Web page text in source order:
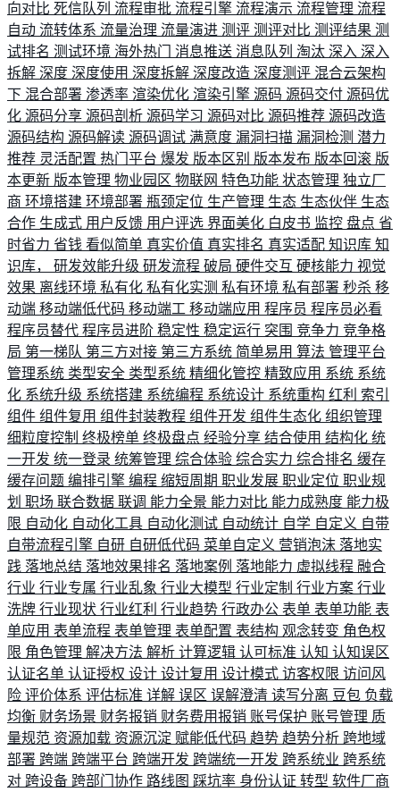
向对比 死信队列 流程审批 流程引擎 流程演示 流程管理 流程
自动 流转体系 流量治理 流量演进 测评 测评对比 测评结果 测
试排名 测试环境 海外热门 消息推送 消息队列 淘汰 深入 深入
拆解 深度 深度使用 深度拆解 深度改造 深度测评 混合云架构
下 混合部署 渗透率 渲染优化 渲染引擎 源码 源码交付 源码优
化 源码分享 源码剖析 源码学习 源码对比 源码推荐 源码改造
源码结构 源码解读 源码调试 满意度 漏洞扫描 漏洞检测 潜力
推荐 灵活配置 热门平台 爆发 版本区别 版本发布 版本回滚 版
本更新 版本管理 物业园区 物联网 特色功能 状态管理 独立厂
商 环境搭建 环境部署 瓶颈定位 生产管理 生态 生态伙伴 生态
合作 生成式 用户反馈 用户评选 界面美化 白皮书 监控 盘点 省
时省力 省钱 看似简单 真实价值 真实排名 真实适配 知识库 知
识库， 研发效能升级 研发流程 破局 硬件交互 硬核能力 视觉
效果 离线环境 私有化 私有化实测 私有环境 私有部署 秒杀 移
动端 移动端低代码 移动端工 移动端应用 程序员 程序员必看
程序员替代 程序员进阶 稳定性 稳定运行 突围 竞争力 竞争格
局 第一梯队 第三方对接 第三方系统 简单易用 算法 管理平台
管理系统 类型安全 类型系统 精细化管控 精致应用 系统 系统
化 系统升级 系统搭建 系统编程 系统设计 系统重构 红利 索引
组件 组件复用 组件封装教程 组件开发 组件生态化 组织管理
细粒度控制 终极榜单 终极盘点 经验分享 结合使用 结构化 统
一开发 统一登录 统筹管理 综合体验 综合实力 综合排名 缓存
缓存问题 编排引擎 编程 缩短周期 职业发展 职业定位 职业规
划 职场 联合数据 联调 能力全景 能力对比 能力成熟度 能力极
限 自动化 自动化工具 自动化测试 自动统计 自学 自定义 自带
自带流程引擎 自研 自研低代码 菜单自定义 营销泡沫 落地实
践 落地总结 落地效果排名 落地案例 落地能力 虚拟线程 融合
行业 行业专属 行业乱象 行业大模型 行业定制 行业方案 行业
洗牌 行业现状 行业红利 行业趋势 行政办公 表单 表单功能 表
单应用 表单流程 表单管理 表单配置 表结构 观念转变 角色权
限 角色管理 解决方法 解析 计算逻辑 认可标准 认知 认知误区
认证名单 认证授权 设计 设计复用 设计模式 访客权限 访问风
险 评价体系 评估标准 详解 误区 误解澄清 读写分离 豆包 负载
均衡 财务场景 财务报销 财务费用报销 账号保护 账号管理 质
量规范 资源加载 资源沉淀 赋能低代码 趋势 趋势分析 跨地域
部署 跨端 跨端平台 跨端开发 跨端统一开发 跨系统业 跨系统
对 跨设备 跨部门协作 路线图 踩坑率 身份认证 转型 软件厂商